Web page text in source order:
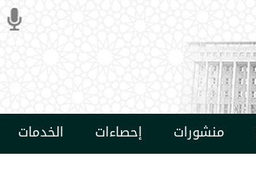
منشورات إحصاءات الخدمات